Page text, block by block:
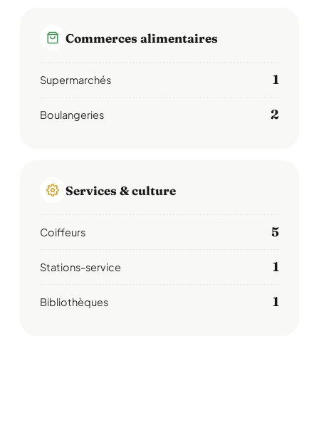
Commerces alimentaires
Supermarchés 1
Boulangeries 2
Services & culture
Coiffeurs 5
Stations-service 1
Bibliothèques 1